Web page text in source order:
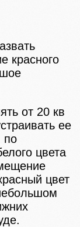
красного
от 20 кв
ее
по
цвета
цвет